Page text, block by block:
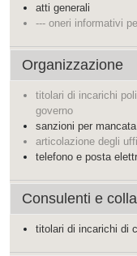
atti generali
--- oneri informativi
Organizzazione
titolari di incarichi
governo
sanzioni per
articolazione degli
telefono e posta
Consulenti e
titolari di incarichi di